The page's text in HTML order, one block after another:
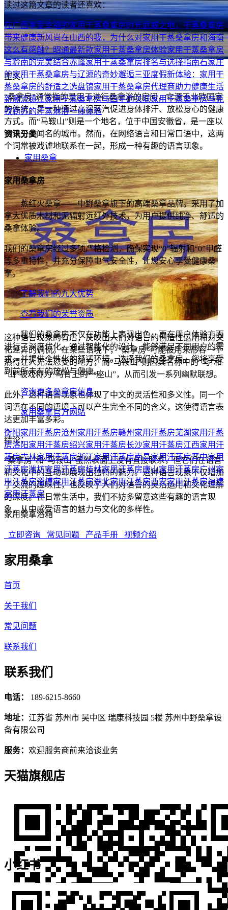
正文：
“桑拿房”通常指的是用于进行桑拿浴的房间，它源于北欧国家
的传统，是一种通过高温蒸汽促进身体排汗、放松身心的健康
方式。而“马鞍山”则是一个地名，位于中国安徽省，是一座以
钢铁工业闻名的城市。然而，在网络语言和日常口语中，这两
个词常被戏谑地联系在一起，形成一种有趣的语言现象。
这种语言现象的背后，反映出人们对语言的创造性运用和对文
化差异的调侃。在某些语境下，“桑拿房”可能被用来形容一个
热得让人无法忍受的地方，而“马鞍山”则因其名称中的“马”和
“山”被戏称为“马背上的一座山”，从而引发一系列幽默联想。
此外，这种语言现象也体现了中文的灵活性和多义性。同一个
词语在不同的语境下可以产生完全不同的含义，这使得语言表
达更加丰富多彩。
结论：
“桑拿房”和“马鞍山”虽然表面上没有直接联系，但它们在语言
和文化中的互动却展现出独特的魅力。这种语言现象不仅增加
了交流的趣味性，也反映了人们对语言的灵活运用和文化理解
的深度。在日常生活中，我们不妨多留意这些有趣的语言现
象，从中感受语言的魅力与文化的多样性。
读过这篇文章的读者还喜欢：
在广西享受幸福的家用干蒸桑拿房时光武威之地，干蒸桑拿房
带来健康新风尚在山西的我，为什么对家用干蒸桑拿房和海南
这么有感触？昭通最新款家用干蒸桑拿房体验家用干蒸桑拿房
与黔南的完美结合赤峰家用干蒸桑拿房排名与选择指南石家庄
的家用干蒸桑拿房与辽源的奇妙邂逅三亚度假新体验：家用干
蒸桑拿房的舒适之选盘锦家用干蒸桑拿房代理商助力健康生活
新潮流镇江家用干蒸桑拿房与四平的关联家用干蒸桑拿房与克
孜勒苏的汗蒸淋浴一体体验
资讯分类
家用桑拿
家用桑拿房
蒸红火桑拿——中野桑拿旗下的高端桑拿品牌。采用了加
拿大优质木材和无辐射远红外技术，为用户提供纯净、舒适的
桑拿体验。
我们的桑拿房经过多项严格检测，确保实现“0”辐射和“0”甲醛
等多重特性，并充分保障电气安全性，让您安心享受健康桑
拿。
了解我们的九大优势
查看我们的荣誉资质
我们的桑拿房不仅在功能上表现出色，更在用户体验方面
进行了深度优化。通过智能化的设计，能够满足不同用户的需
求，并提供个性化的舒适环境。选择我们的桑拿房，您将享受
到前所未有的放松与健康。
咨询更多桑拿房信息
家用桑拿官方网站
衡阳家用汗蒸房沧州家用汗蒸房赣州家用汗蒸房芜湖家用汗蒸
房洛阳家用汗蒸房绍兴家用汗蒸房长沙家用汗蒸房江西家用汗
蒸房吉林家用汗蒸房浙江家用汗蒸房南昌家用汗蒸房晋中家用
汗蒸房潍坊家用汗蒸房桂林家用汗蒸房唐山家用汗蒸房广州家
用汗蒸房淄博家用汗蒸房湖北家用汗蒸房西安家用汗蒸房福建
家用汗蒸房
家用桑拿浴箱
立即咨询 常见问题 产品手册 视频介绍
家用桑拿
首页
关于我们
常见问题
联系我们
联系我们
电话： 189-6215-8660
地址： 江苏省 苏州市 吴中区 瑞康科技园 5楼 苏州中野桑拿设
备有限公司
服务： 欢迎服务商前来洽谈业务
天猫旗舰店
小红书